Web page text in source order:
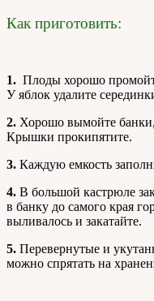
Как приготовить:
1. Плоды хорошо
У яблок удалите
2. Хорошо вымойте
Крышки прокипятите.
3. Каждую емкость
4. В большой кастрюле
в банку до самого края
выливалось и закатайте.
5. Перевернутые и
можно спрятать на